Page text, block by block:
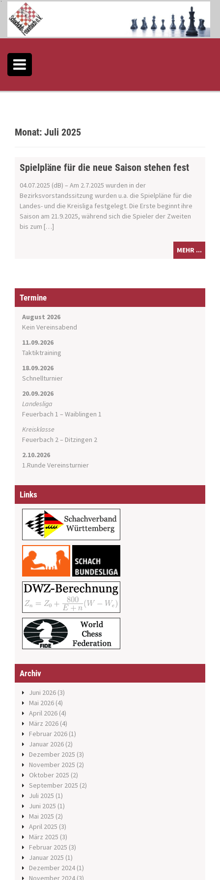
S
Monat: Juli 2025
Spielpläne für die neue Saison stehen fest
04.07.2025 (dB) – Am 2.7.2025 wurden in der
Bezirksvorstandssitzung wurden u.a. die Spielpläne für die
Landes- und die Kreisliga festgelegt. Die Erste beginnt ihre
Saison am 21.9.2025, während sich die Spieler der Zweiten
bis zum […]
MEHR ...
Termine
August 2026
Kein Vereinsabend
11.09.2026
Taktiktraining
18.09.2026
Schnellturnier
20.09.2026
Landesliga
Feuerbach 1 – Waiblingen 1
Kreisklasse
Feuerbach 2 – Ditzingen 2
2.10.2026
1.Runde Vereinsturnier
Links
Archiv
Juni 2026 (3)
Mai 2026 (4)
April 2026 (4)
März 2026 (4)
Februar 2026 (1)
Januar 2026 (2)
Dezember 2025 (3)
November 2025 (2)
Oktober 2025 (2)
September 2025 (2)
Juli 2025 (1)
Juni 2025 (1)
Mai 2025 (2)
April 2025 (3)
März 2025 (3)
Februar 2025 (3)
Januar 2025 (1)
Dezember 2024 (1)
November 2024 (3)